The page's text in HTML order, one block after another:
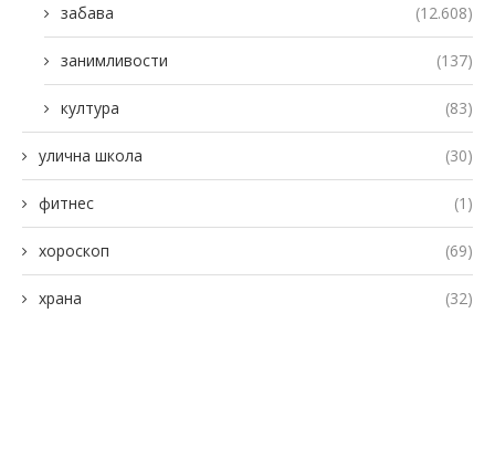
забава (12.608)
занимливости (137)
култура (83)
улична школа (30)
фитнес (1)
хороскоп (69)
храна (32)